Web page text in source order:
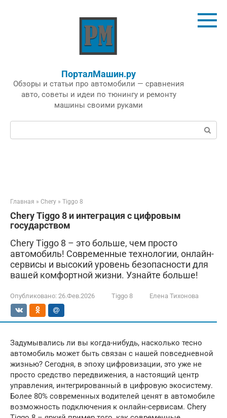
ПорталМашин.ру
Обзоры и статьи про автомобили — сравнения
авто, советы и идеи по тюнингу и ремонту
машины своими руками
Поиск:
Главная » Chery » Tiggo 8
Chery Tiggo 8 и интеграция с цифровым
государством
Chery Tiggo 8 – это больше, чем просто
автомобиль! Современные технологии, онлайн-
сервисы и высокий уровень безопасности для
вашей комфортной жизни. Узнайте больше!
Опубликовано: 26.Фев.2026 Tiggo 8 Елена Тихонова
Задумывались ли вы когда-нибудь, насколько тесно
автомобиль может быть связан с нашей повседневной
жизнью? Сегодня, в эпоху цифровизации, это уже не
просто средство передвижения, а настоящий центр
управления, интегрированный в цифровую экосистему.
Более 80% современных водителей ценят в автомобиле
возможность подключения к онлайн-сервисам. Chery